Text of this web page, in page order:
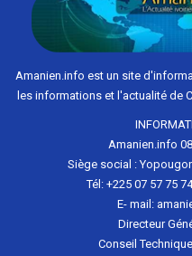
Amanien.info est un site
les informations et l'actualité de
Amanien.info
Siège social :
Tél: +225 07 57 75
E- mail:
Directeur
Conseil